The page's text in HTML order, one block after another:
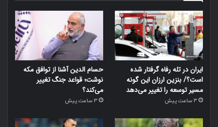
ایران در تله رفاه گرفتار شده
است؟/ بنزین ارزان این گونه
مسیر توسعه را تغییر می‌دهد
3 ساعت پیش
حسام الدین آشنا از توافق مکه
نوشت؛ قواعد جنگ تغییر
می‌کند؟
3 ساعت پیش